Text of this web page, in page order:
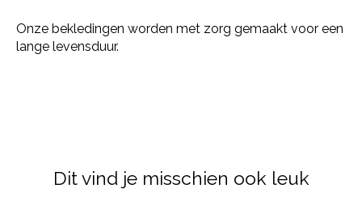
Onze bekledingen worden met zorg gemaakt voor een
lange levensduur.
Dit vind je misschien ook leuk